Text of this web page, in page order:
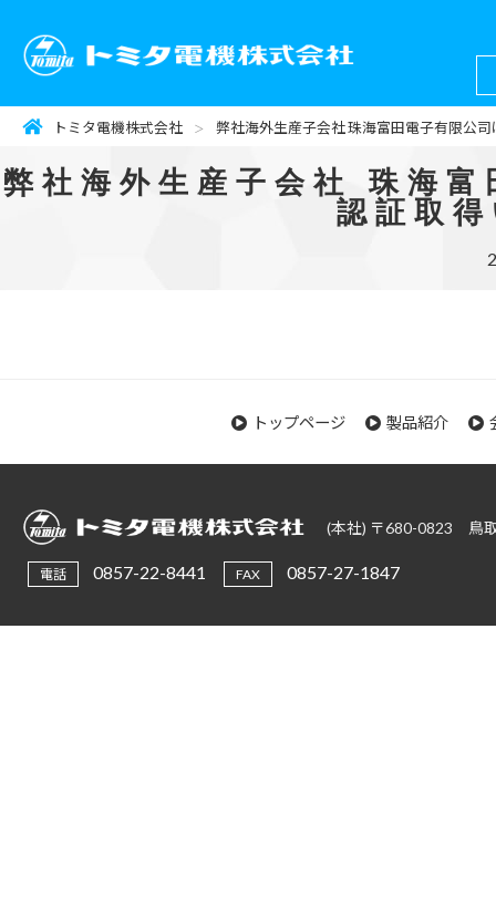
トミタ電機株式会社 弊社海外生産子会社 珠海富田電子有限公
弊社海外生産子会社 珠海
認証取
トップページ 製品紹介
(本社) 〒680-0823 鳥
電話 0857-22-8441 FAX 0857-27-1847